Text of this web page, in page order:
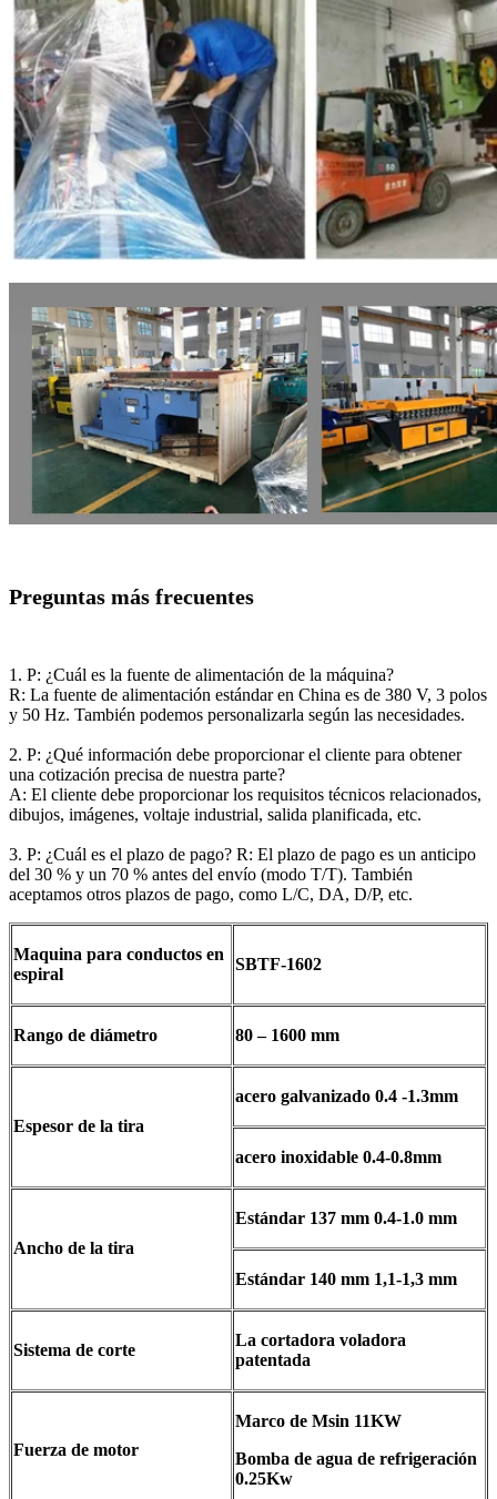
Preguntas más frecuentes
1. P: ¿Cuál es la fuente de alimentación de la máquina?
R: La fuente de alimentación estándar en China es de 380 V, 3 polos
y 50 Hz. También podemos personalizarla según las necesidades.
2. P: ¿Qué información debe proporcionar el cliente para obtener
una cotización precisa de nuestra parte?
A: El cliente debe proporcionar los requisitos técnicos relacionados,
dibujos, imágenes, voltaje industrial, salida planificada, etc.
3. P: ¿Cuál es el plazo de pago? R: El plazo de pago es un anticipo
del 30 % y un 70 % antes del envío (modo T/T). También
aceptamos otros plazos de pago, como L/C, DA, D/P, etc.
Maquina para conductos en
espiral
SBTF-1602
Rango de diámetro 80 – 1600 mm
Espesor de la tira
acero galvanizado 0.4 -1.3mm
acero inoxidable 0.4-0.8mm
Ancho de la tira
Estándar 137 mm 0.4-1.0 mm
Estándar 140 mm 1,1-1,3 mm
Sistema de corte
La cortadora voladora
patentada
Fuerza de motor
Marco de Msin 11KW
Bomba de agua de refrigeración
0.25Kw